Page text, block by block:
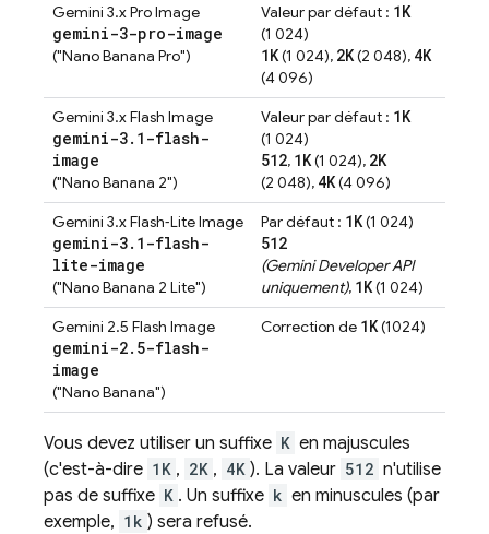
Gemini 3.x Pro Image
gemini-3-pro-image
("Nano Banana Pro")
Valeur par défaut : 1K
(1 024)
1K(1 024), 2K(2 048), 4K
(4 096)
Gemini 3.x Flash Image
gemini-3. 1-flash-
image
("Nano Banana 2")
Valeur par défaut : 1K
(1 024)
512, 1K(1 024), 2K
(2 048), 4K(4 096)
Gemini 3.x Flash‑Lite Image
gemini-3. 1-flash-
lite-image
("Nano Banana 2 Lite")
Par défaut : 1K(1 024)
512
(Gemini Developer API
uniquement), 1K(1 024)
Gemini 2.5 Flash Image
gemini-2. 5-flash-
image
("Nano Banana")
Correction de 1K(1024)
Vous devez utiliser un suffixe K en majuscules
(c'est-à-dire 1K , 2K , 4K ). La valeur 512 n'utilise
pas de suffixe K . Un suffixe k en minuscules (par
exemple, 1k ) sera refusé.